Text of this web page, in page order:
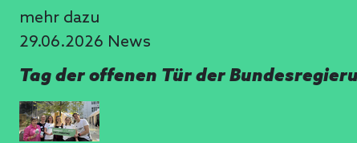
mehr dazu
29.06.2026 News
Tag der offenen Tür der